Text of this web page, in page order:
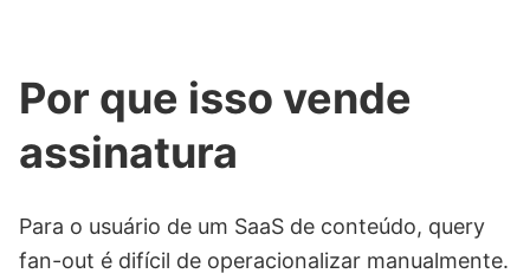
Por que isso vende
assinatura
Para o usuário de um SaaS de conteúdo, query
fan-out é difícil de operacionalizar manualmente.